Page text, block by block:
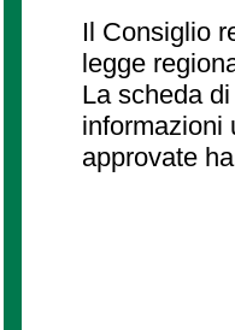
Il Consiglio
legge
La scheda
informazioni
approvate